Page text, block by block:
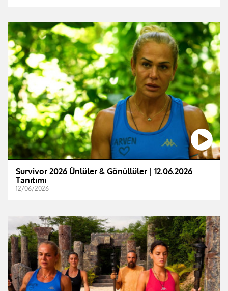
Survivor 2026 Ünlüler & Gönüllüler | 12.06.2026
Tanıtımı
12/06/2026